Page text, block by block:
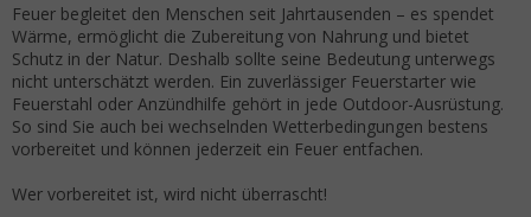
Feuer begleitet den Menschen seit Jahrtausenden – es spendet
Wärme, ermöglicht die Zubereitung von Nahrung und bietet
Schutz in der Natur. Deshalb sollte seine Bedeutung unterwegs
nicht unterschätzt werden. Ein zuverlässiger Feuerstarter wie
Feuerstahl oder Anzündhilfe gehört in jede Outdoor-Ausrüstung.
So sind Sie auch bei wechselnden Wetterbedingungen bestens
vorbereitet und können jederzeit ein Feuer entfachen.
Wer vorbereitet ist, wird nicht überrascht!